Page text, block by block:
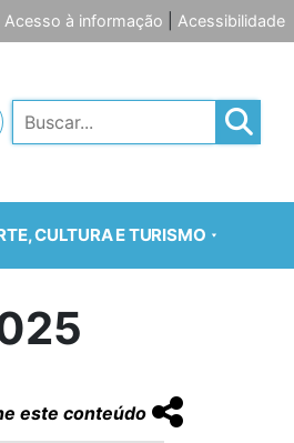
Acesso à informação Acessibilidade
Pesquisar
CULTURA E TURISMO
este conteúdo